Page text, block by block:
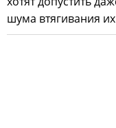
шума втягивания